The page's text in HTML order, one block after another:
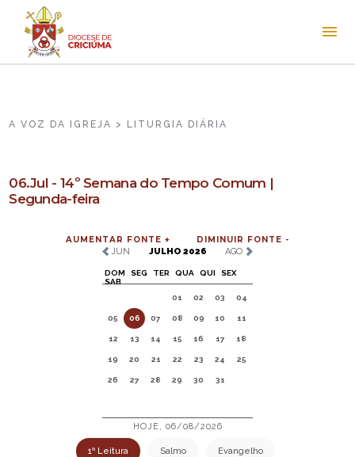
A VOZ DA IGREJA > LITURGIA DIÁRIA
06.Jul - 14º Semana do Tempo Comum |
Segunda-feira
AUMENTAR FONTE +
DIMINUIR FONTE -
JUN
JULHO 2026 AGO
DOM SEG TER QUA QUI
SEX
SAB
01
02 03 04
05 06 07 08 09 10 11
12 13 14 15 16 17 18
19 20 21 22 23 24 25
26 27 28 29 30 31
HOJE, 06/08/2026
1ª Leitura Salmo Evangelho